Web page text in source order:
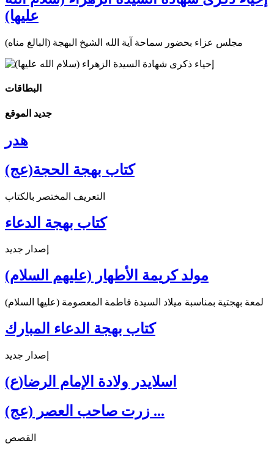
عليها)
مجلس عزاء بحضور سماحة آية الله الشيخ البهجة (البالغ مناه)
البطاقات
جديد الموقع
هدر
كتاب بهجة الحجة(عج)
التعريف المختصر بالكتاب
كتاب بهجة الدعاء
إصدار جديد
مولد كريمة الأطهار (عليهم السلام)
لمعة بهجتية بمناسبة ميلاد السيدة فاطمة المعصومة (عليها السلام)
كتاب بهجة الدعاء المبارك
إصدار جديد
اسلايدر ولادة الإمام الرضا(ع)
زرت صاحب العصر (عج) ...
القصص